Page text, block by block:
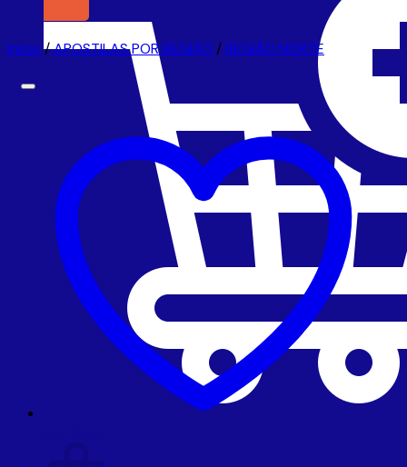
Início /APOSTILAS POR REGIÃO /REGIÃO NORTE